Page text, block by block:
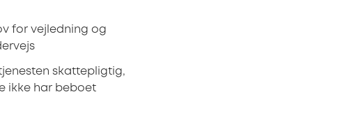
for vejledning og
skattepligtig,
ikke har beboet